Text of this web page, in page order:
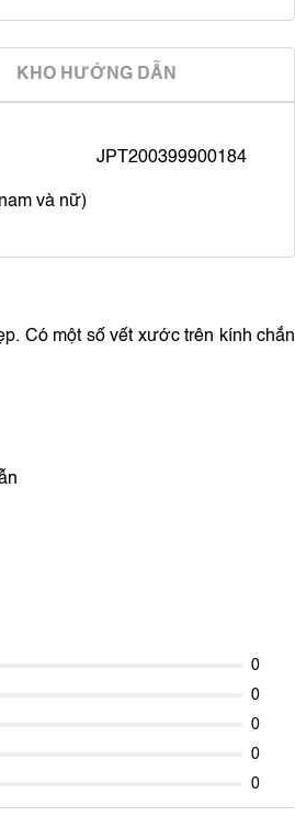
KHO HƯỚNG DẪN
JPT200399900184
và nữ)
Có một số vết xước trên kính chắn
0
0
0
0
0